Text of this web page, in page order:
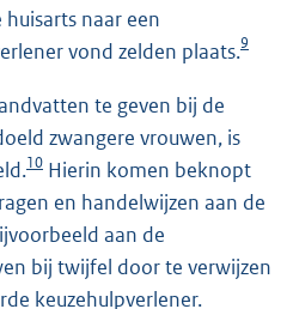
naar een
vond zelden plaats.9
te geven bij de
zwangere vrouwen, is
10 Hierin komen beknopt
en handelwijzen aan de
aan de
bij twijfel door te verwijzen
keuzehulpverlener.